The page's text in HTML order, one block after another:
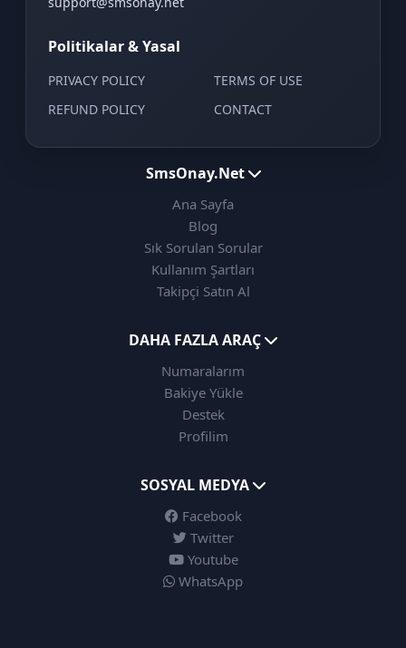
Politikalar & Yasal
PRIVACY POLICY
TERMS OF USE
REFUND POLICY
CONTACT
SmsOnay.Net
Ana Sayfa
Blog
Sık Sorulan Sorular
Kullanım Şartları
Takipçi Satın Al
DAHA FAZLA ARAÇ
Numaralarım
Bakiye Yükle
Destek
Profilim
SOSYAL MEDYA
Facebook
Twitter
Youtube
WhatsApp